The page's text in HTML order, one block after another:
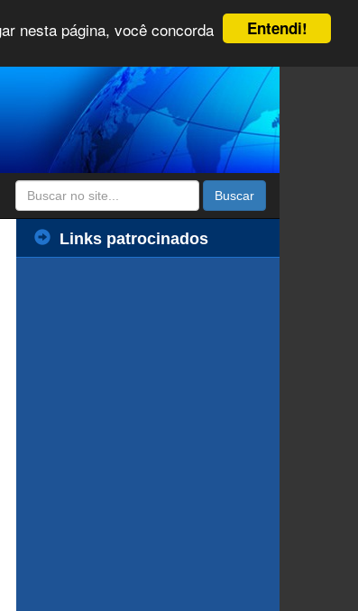
Entendi!
nesta página, você concorda
Buscar
Links patrocinados